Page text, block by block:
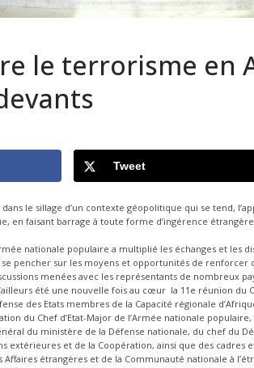
le terrorisme en
Tweet
le sillage d’un contexte géopolitique qui se tend,
en faisant barrage à toute forme d’ingérence
nationale populaire a multiplié les échanges et les
pencher sur les moyens et opportunités de renforcer
menées avec les représentants de nombreux
été une nouvelle fois au cœur la 11e réunion du
des Etats membres de la Capacité régionale
du Chef d’Etat-Major de l’Armée nationale populaire,
du ministère de la Défense nationale, du chef du
extérieures et de la Coopération, ainsi que des
étrangères et de la Communauté nationale à